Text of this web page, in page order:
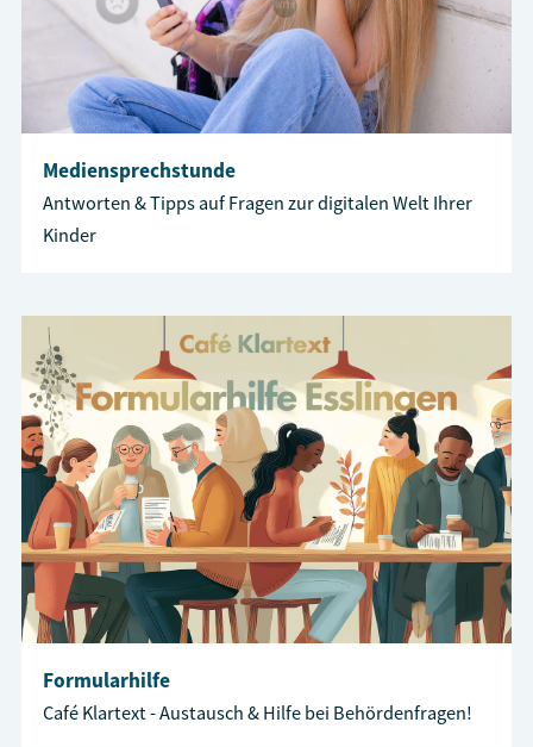
Mediensprechstunde
Antworten & Tipps auf Fragen zur digitalen Welt Ihrer
Kinder
Formularhilfe
Café Klartext - Austausch & Hilfe bei Behördenfragen!